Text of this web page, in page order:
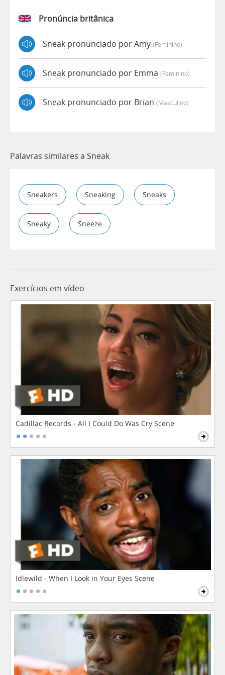
Pronúncia britânica
Sneak pronunciado por Amy (feminino)
Sneak pronunciado por Emma (feminino)
Sneak pronunciado por Brian (masculino)
Palavras similares a Sneak
Sneakers Sneaking Sneaks
Sneaky Sneeze
Exercícios em vídeo
Cadillac Records - All I Could Do Was Cry Scene
Idlewild - When I Look in Your Eyes Scene